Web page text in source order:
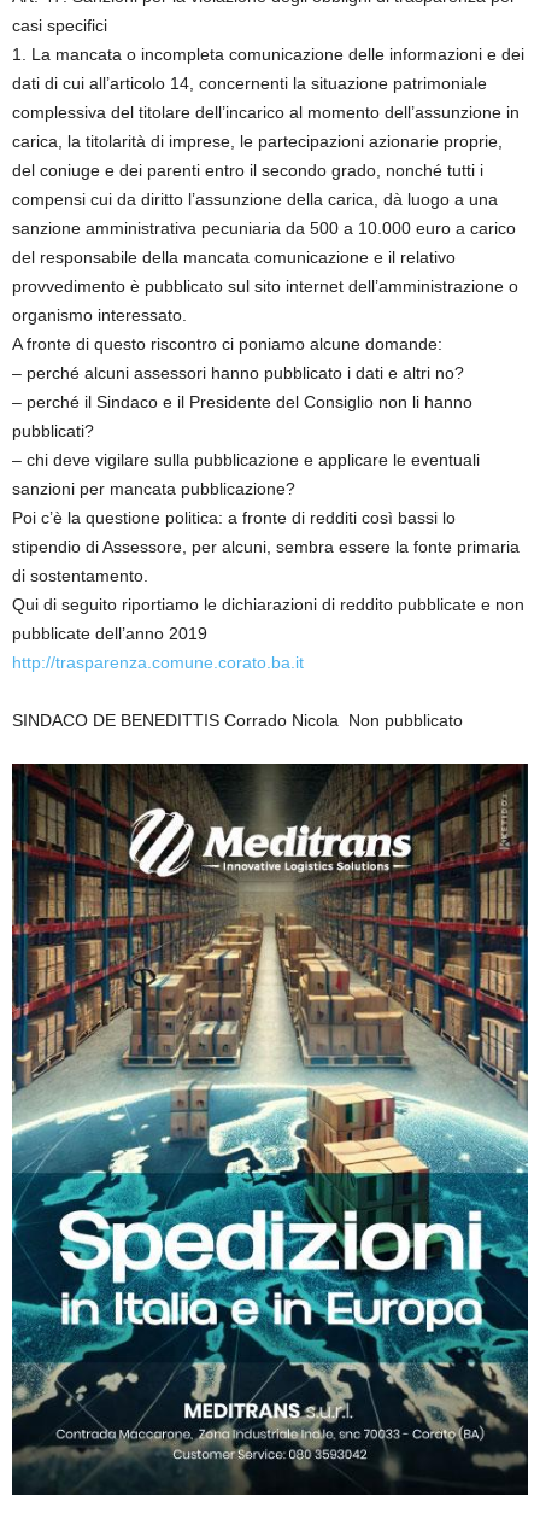
casi specifici
1. La mancata o incompleta comunicazione delle informazioni e dei
dati di cui all’articolo 14, concernenti la situazione patrimoniale
complessiva del titolare dell’incarico al momento dell’assunzione in
carica, la titolarità di imprese, le partecipazioni azionarie proprie,
del coniuge e dei parenti entro il secondo grado, nonché tutti i
compensi cui da diritto l’assunzione della carica, dà luogo a una
sanzione amministrativa pecuniaria da 500 a 10.000 euro a carico
del responsabile della mancata comunicazione e il relativo
provvedimento è pubblicato sul sito internet dell’amministrazione o
organismo interessato.
A fronte di questo riscontro ci poniamo alcune domande:
– perché alcuni assessori hanno pubblicato i dati e altri no?
– perché il Sindaco e il Presidente del Consiglio non li hanno
pubblicati?
– chi deve vigilare sulla pubblicazione e applicare le eventuali
sanzioni per mancata pubblicazione?
Poi c’è la questione politica: a fronte di redditi così bassi lo
stipendio di Assessore, per alcuni, sembra essere la fonte primaria
di sostentamento.
Qui di seguito riportiamo le dichiarazioni di reddito pubblicate e non
pubblicate dell’anno 2019
http://trasparenza.comune.corato.ba.it
SINDACO DE BENEDITTIS Corrado Nicola Non pubblicato